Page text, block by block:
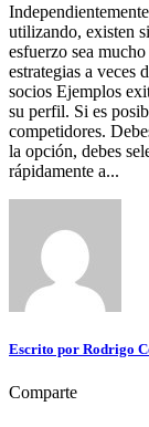
utilizando, existen
esfuerzo sea
estrategias a veces
socios Ejemplos
su perfil. Si es
competidores.
la opción, debes
rápidamente a...
Escrito por Rodrigo
Comparte